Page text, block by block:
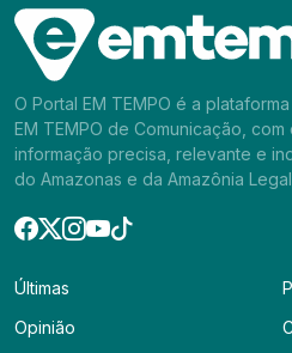
O Portal EM TEMPO é a
EM TEMPO de Comunicação,
informação precisa, relevante e
do Amazonas e da Amazônia
Últimas
Opinião